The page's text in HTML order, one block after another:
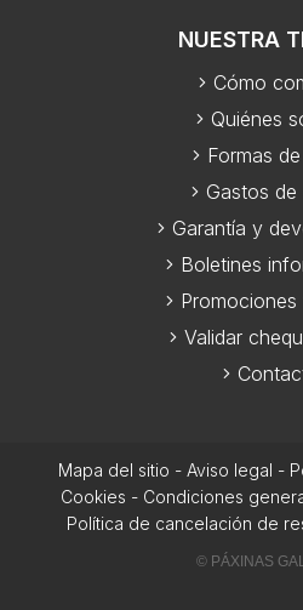
NUESTRA
Cómo
Quiénes
Formas
Gastos de
Garantía y
Boletines
Promociones
Validar
Mapa del sitio - Aviso legal -
Cookies - Condiciones
Política de cancelación de
© PÁXINAS